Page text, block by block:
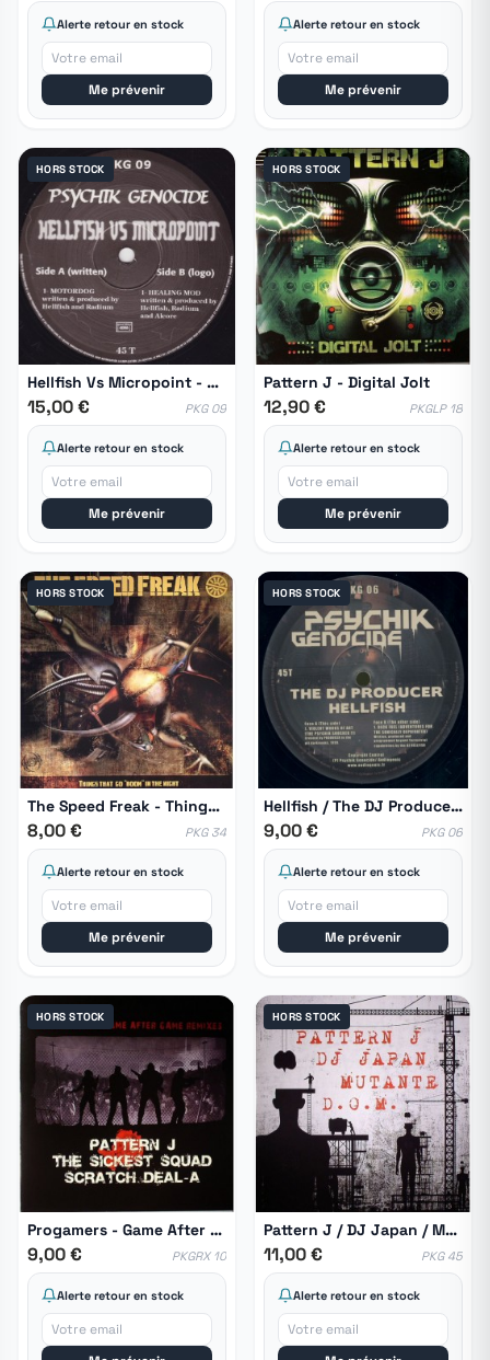
Alerte retour en stock
Me prévenir
Alerte retour en stock
Me prévenir
HORS STOCK
Hellfish Vs Micropoint - Motordog / Healing Mod
15,00 € PKG 09
Alerte retour en stock
Me prévenir
HORS STOCK
Pattern J - Digital Jolt
12,90 € PKGLP 18
Alerte retour en stock
Me prévenir
HORS STOCK
The Speed Freak - Things That Go "Boom" In The Night
8,00 € PKG 34
Alerte retour en stock
Me prévenir
HORS STOCK
Hellfish / The DJ Producer - Violent Works Of Art / Deck Fuel
9,00 € PKG 06
Alerte retour en stock
Me prévenir
HORS STOCK
Progamers - Game After Game Remixes
9,00 € PKGRX 10
Alerte retour en stock
HORS STOCK
Pattern J / DJ Japan / Mutante / D.O.M.
11,00 € PKG 45
Alerte retour en stock